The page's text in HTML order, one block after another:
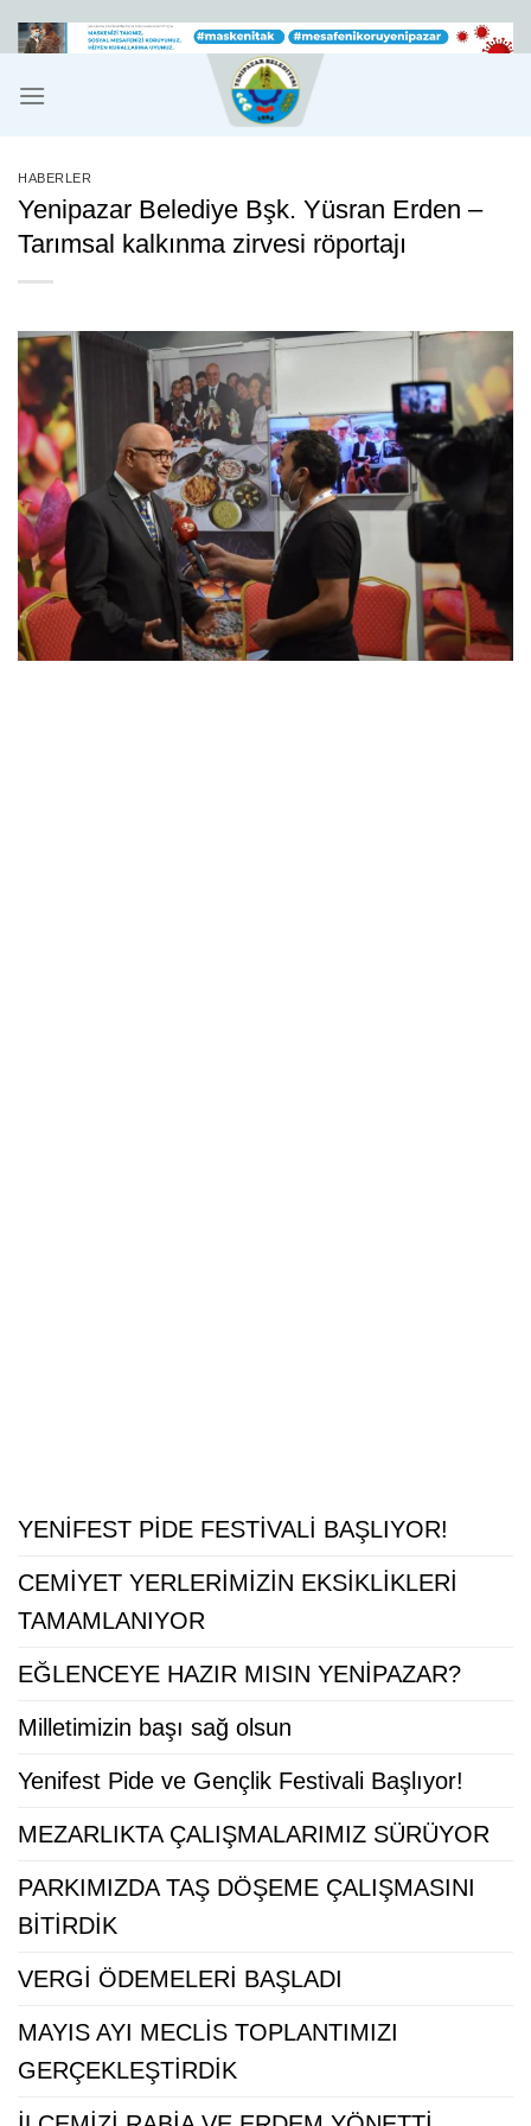
atla
HABERLER
Yenipazar Belediye Bşk. Yüsran Erden –
Tarımsal kalkınma zirvesi röportajı
YENİFEST PİDE FESTİVALİ BAŞLIYOR!
CEMİYET YERLERİMİZİN EKSİKLİKLERİ
TAMAMLANIYOR
EĞLENCEYE HAZIR MISIN YENİPAZAR?
Milletimizin başı sağ olsun
Yenifest Pide ve Gençlik Festivali Başlıyor!
MEZARLIKTA ÇALIŞMALARIMIZ SÜRÜYOR
PARKIMIZDA TAŞ DÖŞEME ÇALIŞMASINI
BİTİRDİK
VERGİ ÖDEMELERİ BAŞLADI
MAYIS AYI MECLİS TOPLANTIMIZI
GERÇEKLEŞTİRDİK